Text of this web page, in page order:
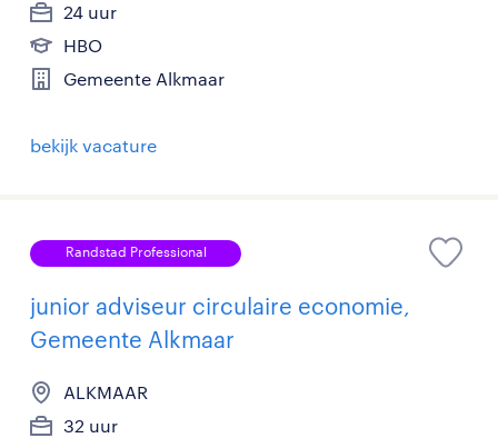
24 uur
HBO
Gemeente Alkmaar
bekijk vacature
Randstad Professional
junior adviseur circulaire economie,
Gemeente Alkmaar
ALKMAAR
32 uur